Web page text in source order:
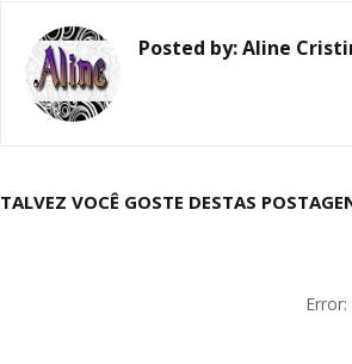
Posted by:Aline
TALVEZ VOCÊ GOSTE DESTAS